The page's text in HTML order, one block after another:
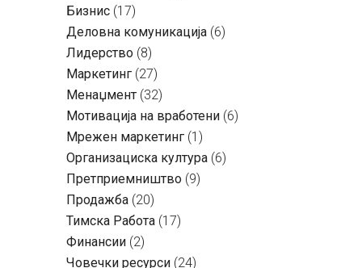
Бизнис (17)
Деловна комуникација (6)
Лидерство (8)
Маркетинг (27)
Менаџмент (32)
Мотивација на вработени (6)
Мрежен маркетинг (1)
Организациска култура (6)
Претприемништво (9)
Продажба (20)
Тимска Работа (17)
Финансии (2)
Човечки ресурси (24)